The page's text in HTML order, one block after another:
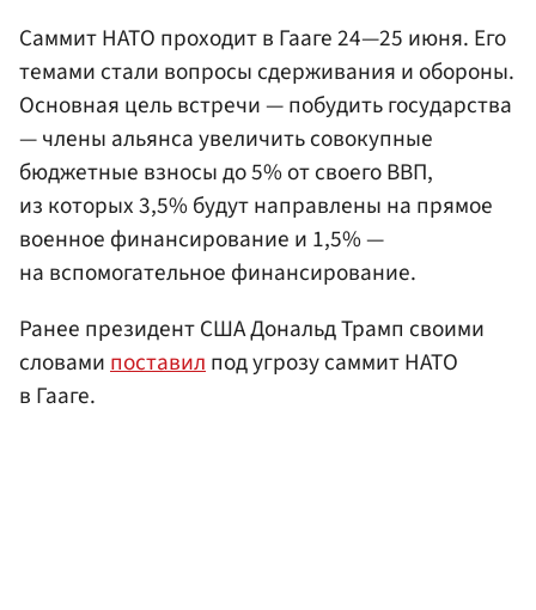
Саммит НАТО проходит в Гааге 24—25 июня. Его
темами стали вопросы сдерживания и обороны.
Основная цель встречи — побудить государства
— члены альянса увеличить совокупные
бюджетные взносы до 5% от своего ВВП,
из которых 3,5% будут направлены на прямое
военное финансирование и 1,5% —
на вспомогательное финансирование.
Ранее президент США Дональд Трамп своими
словамипоставилпод угрозу саммит НАТО
в Гааге.